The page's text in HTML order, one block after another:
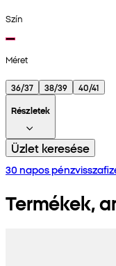
Szín
Méret
36/37 38/39
40/41
Részletek
Üzlet keresése
30 napos
Termékek,